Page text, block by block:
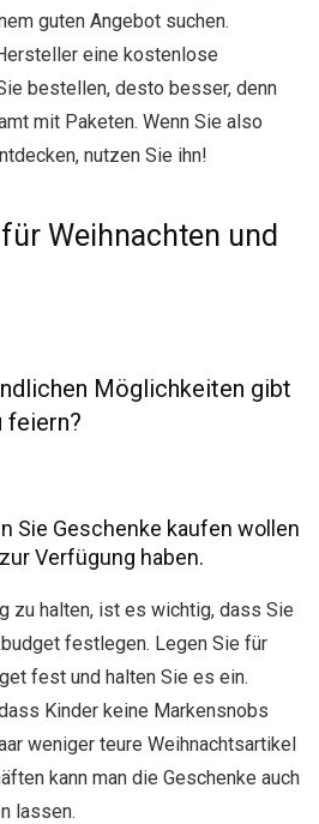
guten Angebot suchen.
eine kostenlose
bestellen, desto besser, denn
mit Paketen. Wenn Sie also
nutzen Sie ihn!
Weihnachten und
Möglichkeiten gibt
feiern?
Sie Geschenke kaufen wollen
Verfügung haben.
zu halten, ist es wichtig, dass Sie
festlegen. Legen Sie für
fest und halten Sie es ein.
Kinder keine Markensnobs
weniger teure Weihnachtsartikel
kann man die Geschenke auch
lassen.